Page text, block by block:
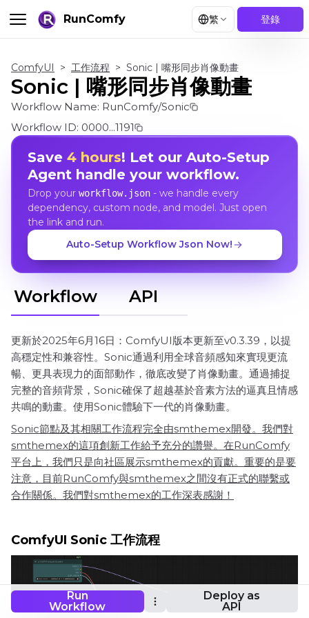
RunComfy 繁 登錄
Run
Workflow
Deploy as
API
ComfyUI > 工作流程 > Sonic | 嘴形同步肖像動畫
Sonic | 嘴形同步肖像動畫
Workflow Name: RunComfy/Sonic
Workflow ID: 0000...1191
Save 4 hours! Let our Auto-Setup
Agent handle your workflow.
Drop your workflow.json- we handle every
dependency, custom node, and model. Just open
the link and run.
Auto-Setup Workflow Json Now!
Workflow API
更新於2025年6月16日：ComfyUI版本更新至v0.3.39，以提
高穩定性和兼容性。Sonic通過利用全球音頻感知來實現更流
暢、更具表現力的面部動作，徹底改變了肖像動畫。通過捕捉
完整的音頻背景，Sonic確保了超越基於音素方法的逼真且情感
共鳴的動畫。使用Sonic體驗下一代的肖像動畫。
Sonic節點及其相關工作流程完全由smthemex開發。我們對
smthemex的這項創新工作給予充分的讚譽。在RunComfy
平台上，我們只是向社區展示smthemex的貢獻。重要的是要
注意，目前RunComfy與smthemex之間沒有正式的聯繫或
合作關係。我們對smthemex的工作深表感謝！
ComfyUI Sonic 工作流程